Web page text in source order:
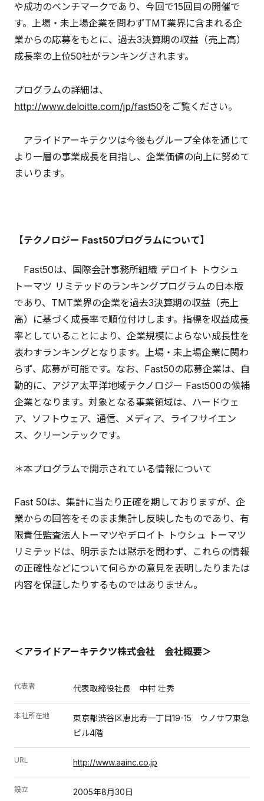
や成功のベンチマークであり、今回で15回目の開催で
す。上場・未上場企業を問わずTMT業界に含まれる企
業からの応募をもとに、過去3決算期の収益（売上高）
成長率の上位50社がランキングされます。
プログラムの詳細は、
http://www.deloitte.com/jp/fast50をご覧ください。
アライドアーキテクツは今後もグループ全体を通じて
より一層の事業成長を目指し、企業価値の向上に努めて
まいります。
【テクノロジー Fast50プログラムについて】
Fast50は、国際会計事務所組織 デロイト トウシュ
トーマツ リミテッドのランキングプログラムの日本版
であり、TMT業界の企業を過去3決算期の収益（売上
高）に基づく成長率で順位付けします。指標を収益成長
率としていることにより、企業規模によらない成長性を
表わすランキングとなります。上場・未上場企業に関わ
らず、応募が可能です。なお、Fast50の応募企業は、自
動的に、アジア太平洋地域テクノロジー Fast500の候補
企業となります。対象となる事業領域は、ハードウェ
ア、ソフトウェア、通信、メディア、ライフサイエン
ス、クリーンテックです。
＊本プログラムで開示されている情報について
Fast 50は、集計に当たり正確を期しておりますが、企
業からの回答をそのまま集計し反映したものであり、有
限責任監査法人トーマツやデロイト トウシュ トーマツ
リミテッドは、明示または黙示を問わず、これらの情報
の正確性などについて何らかの意見を表明したりまたは
内容を保証したりするものではありません。
＜アライドアーキテクツ株式会社 会社概要＞
代表者 代表取締役社長 中村 壮秀
本社所在地
東京都渋谷区恵比寿一丁目19-15 ウノサワ東急
ビル4階
URL http://www.aainc.co.jp
設立 2005年8月30日